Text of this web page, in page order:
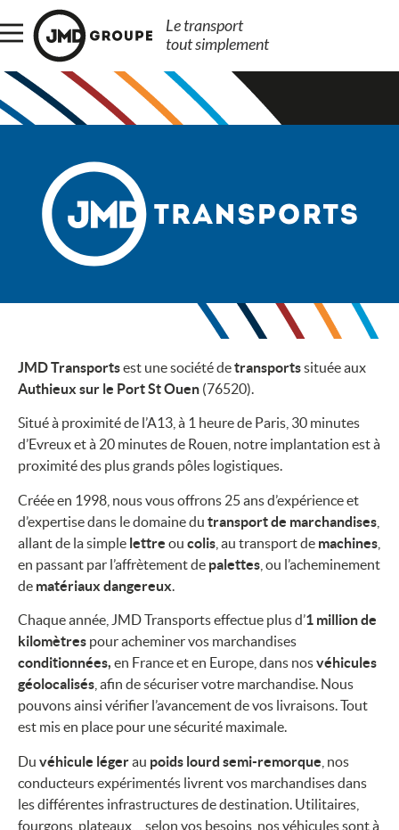
Le transport
tout simplement
JMD Transportsest une société detransportssituée aux
Authieux sur le Port St Ouen (76520).
Situé à proximité de l’A13, à 1 heure de Paris, 30 minutes
d’Evreux et à 20 minutes de Rouen, notre implantation est à
proximité des plus grands pôles logistiques.
Créée en 1998, nous vous offrons 25 ans d’expérience et
d’expertise dans le domaine du transport de marchandises
allant de la simple lettre ou colis , au transport de machines
en passant par l’affrètement de palettes , ou l’acheminement
de matériaux dangereux.
Chaque année, JMD Transports effectue plus d’1 million de
kilomètres pour acheminer vos marchandises
conditionnées, en France et en Europe, dans nosvéhicules
géolocalisés , afin de sécuriser votre marchandise. Nous
pouvons ainsi vérifier l’avancement de vos livraisons. Tout
est mis en place pour une sécurité maximale.
Du véhicule légerau poids lourd semi-remorque , nos
conducteurs expérimentés livrent vos marchandises dans
les différentes infrastructures de destination. Utilitaires,
fourgons, plateaux… selon vos besoins, nos véhicules sont à